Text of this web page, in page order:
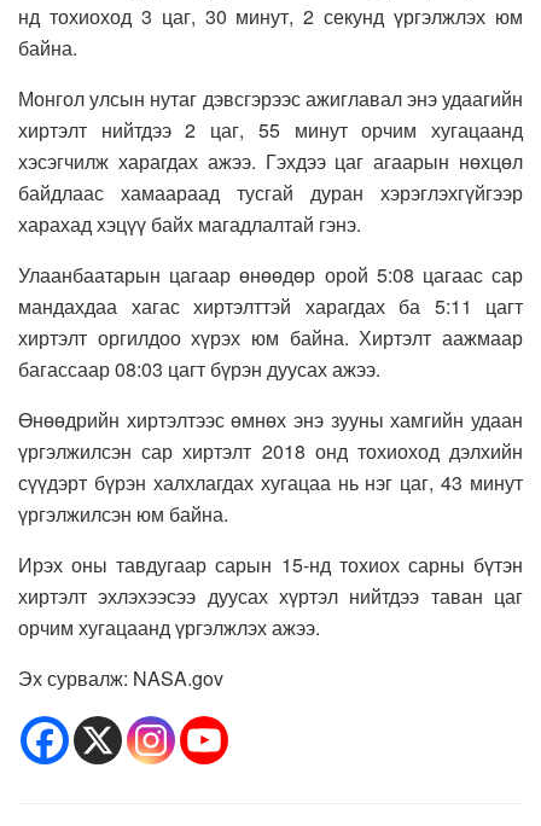
нд тохиоход 3 цаг, 30 минут, 2 секунд үргэлжлэх юм
байна.
Монгол улсын нутаг дэвсгэрээс ажиглавал энэ удаагийн
хиртэлт нийтдээ 2 цаг, 55 минут орчим хугацаанд
хэсэгчилж харагдах ажээ. Гэхдээ цаг агаарын нөхцөл
байдлаас хамаараад тусгай дуран хэрэглэхгүйгээр
харахад хэцүү байх магадлалтай гэнэ.
Улаанбаатарын цагаар өнөөдөр орой 5:08 цагаас сар
мандахдаа хагас хиртэлттэй харагдах ба 5:11 цагт
хиртэлт оргилдоо хүрэх юм байна. Хиртэлт аажмаар
багассаар 08:03 цагт бүрэн дуусах ажээ.
Өнөөдрийн хиртэлтээс өмнөх энэ зууны хамгийн удаан
үргэлжилсэн сар хиртэлт 2018 онд тохиоход дэлхийн
сүүдэрт бүрэн халхлагдах хугацаа нь нэг цаг, 43 минут
үргэлжилсэн юм байна.
Ирэх оны тавдугаар сарын 15-нд тохиох сарны бүтэн
хиртэлт эхлэхээсээ дуусах хүртэл нийтдээ таван цаг
орчим хугацаанд үргэлжлэх ажээ.
Эх сурвалж: NASA.gov